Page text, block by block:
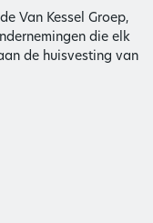
Van Kessel Groep,
die elk
de huisvesting van